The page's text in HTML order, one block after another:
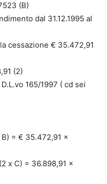
(B)
dal 31.12.1995 al
cessazione € 35.472,91
(2)
165/1997 ( cd sei
= € 35.472,91 x
x C) = 36.898,91 x